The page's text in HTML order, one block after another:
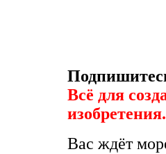
Всё для
Вас ждёт